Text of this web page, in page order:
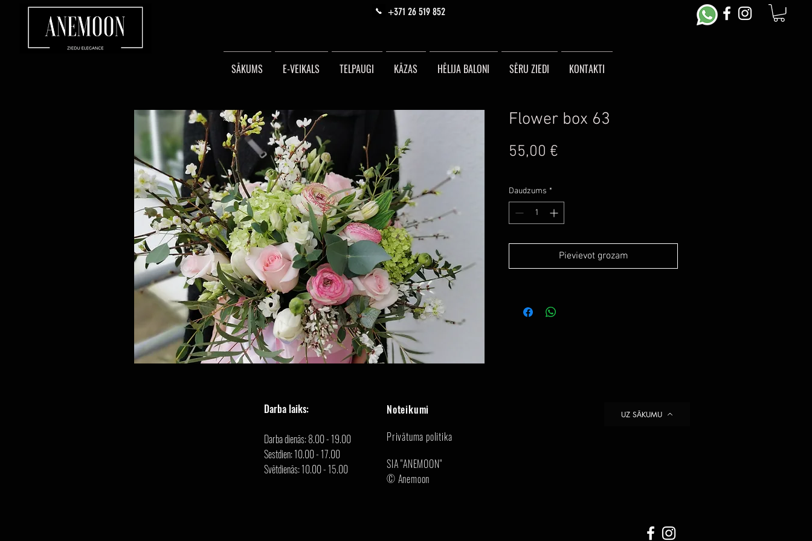
+371 26 519 852
SĀKUMS E-VEIKALS TELPAUGI KĀZAS HĒLIJA BALONI SĒRU ZIEDI KONTAKTI
Flower box 63
55,00 €
Daudzums *
Pievievot grozam
Darba laiks:
Darba dienās: 8.00 - 19.00
Sestdien: 10.00 - 17.00
Svētdienās: 10.00 - 15.00
Noteikumi
Privātuma politika
SIA "ANEMOON"
© Anemoon
UZ SĀKUMU